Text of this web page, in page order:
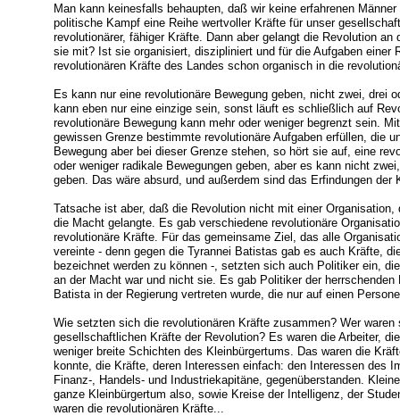
Man kann keinesfalls behaupten, daß wir keine erfahrenen
politische Kampf eine Reihe wertvoller Kräfte für unser
revolutionärer, fähiger Kräfte. Dann aber gelangt die Revolution
sie mit? Ist sie organisiert, diszipliniert und für die Aufgaben einer
revolutionären Kräfte des Landes schon organisch in die
Es kann nur eine revolutionäre Bewegung geben, nicht zwei, drei
kann eben nur eine einzige sein, sonst läuft es schließlich auf
revolutionäre Bewegung kann mehr oder weniger begrenzt sein.
gewissen Grenze bestimmte revolutionäre Aufgaben erfüllen, die
Bewegung aber bei dieser Grenze stehen, so hört sie auf, eine
oder weniger radikale Bewegungen geben, aber es kann nicht
geben. Das wäre absurd, und außerdem sind das Erfindungen der
Tatsache ist aber, daß die Revolution nicht mit einer
die Macht gelangte. Es gab verschiedene revolutionäre
revolutionäre Kräfte. Für das gemeinsame Ziel, das alle
vereinte - denn gegen die Tyrannei Batistas gab es auch Kräfte,
bezeichnet werden zu können -, setzten sich auch Politiker ein,
an der Macht war und nicht sie. Es gab Politiker der
Batista in der Regierung vertreten wurde, die nur auf einen
Wie setzten sich die revolutionären Kräfte zusammen? Wer
gesellschaftlichen Kräfte der Revolution? Es waren die Arbeiter,
weniger breite Schichten des Kleinbürgertums. Das waren die
konnte, die Kräfte, deren Interessen einfach: den Interessen des
Finanz-, Handels- und Industriekapitäne, gegenüberstanden.
ganze Kleinbürgertum also, sowie Kreise der Intelligenz, der
waren die revolutionären Kräfte...